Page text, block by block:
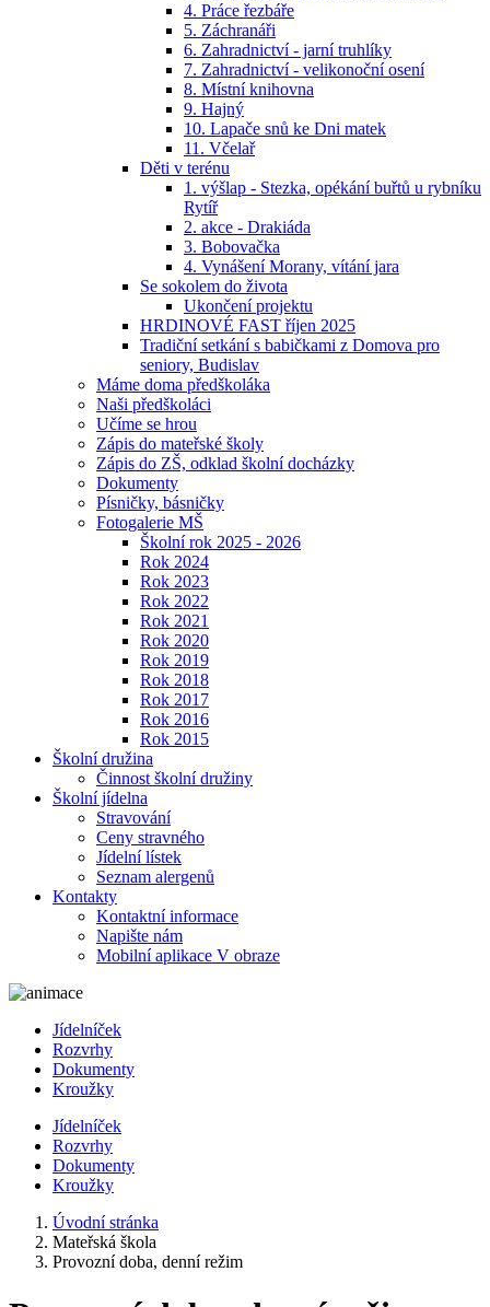
4. Práce řezbáře
5. Záchranáři
6. Zahradnictví - jarní truhlíky
7. Zahradnictví - velikonoční osení
8. Místní knihovna
9. Hajný
10. Lapače snů ke Dni matek
11. Včelař
Děti v terénu
1. výšlap - Stezka, opékání buřtů u rybníku
Rytíř
2. akce - Drakiáda
3. Bobovačka
4. Vynášení Morany, vítání jara
Se sokolem do života
Ukončení projektu
HRDINOVÉ FAST říjen 2025
Tradiční setkání s babičkami z Domova pro
seniory, Budislav
Máme doma předškoláka
Naši předškoláci
Učíme se hrou
Zápis do mateřské školy
Zápis do ZŠ, odklad školní docházky
Dokumenty
Písničky, básničky
Fotogalerie MŠ
Školní rok 2025 - 2026
Rok 2024
Rok 2023
Rok 2022
Rok 2021
Rok 2020
Rok 2019
Rok 2018
Rok 2017
Rok 2016
Rok 2015
Školní družina
Činnost školní družiny
Školní jídelna
Stravování
Ceny stravného
Jídelní lístek
Seznam alergenů
Kontakty
Kontaktní informace
Napište nám
Mobilní aplikace V obraze
Jídelníček
Rozvrhy
Dokumenty
Kroužky
Jídelníček
Rozvrhy
Dokumenty
Kroužky
Úvodní stránka
Mateřská škola
Provozní doba, denní režim